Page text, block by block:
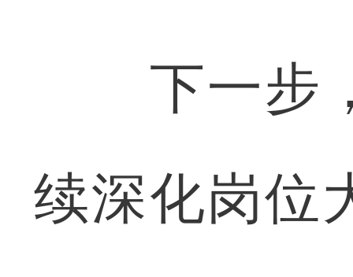
下一步，
续深化岗位